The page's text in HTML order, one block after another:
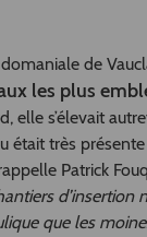
de
les plus
elle s’élevait
était très
Patrick
que les